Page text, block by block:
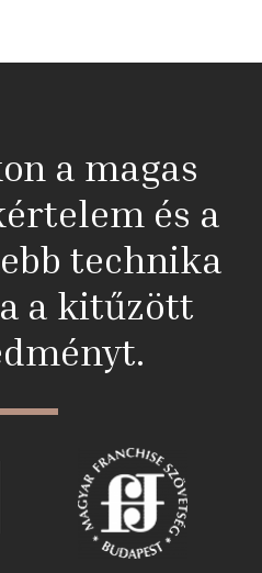
a magas
és a
technika
a kitűzött